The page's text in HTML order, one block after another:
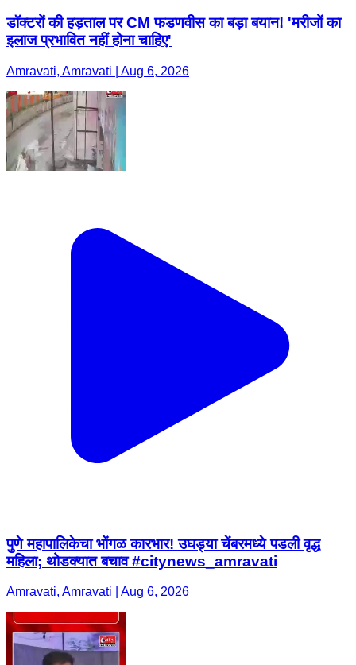
डॉक्टरों की हड़ताल पर CM फडणवीस का बड़ा बयान! 'मरीजों का
इलाज प्रभावित नहीं होना चाहिए'
Amravati, Amravati | Aug 6, 2026
पुणे महापालिकेचा भोंगळ कारभार! उघड्या चेंबरमध्ये पडली वृद्ध
महिला; थोडक्यात बचाव #citynews_amravati
Amravati, Amravati | Aug 6, 2026